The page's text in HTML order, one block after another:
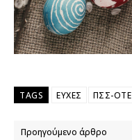
TAGS ΕΥΧΕΣ ΠΣΣ-ΟΤΕ
Προηγούμενο άρθρο